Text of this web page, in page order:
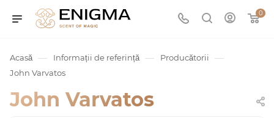
0
Acasă — Informații de referință — Producătorii —
John Varvatos
John Varvatos